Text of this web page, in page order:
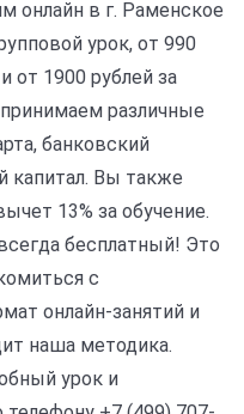
онлайн в г. Раменское
урок, от 990
от 1900 рублей за
различные
банковский
капитал. Вы также
13% за обучение.
бесплатный! Это
с
онлайн-занятий и
наша методика.
урок и